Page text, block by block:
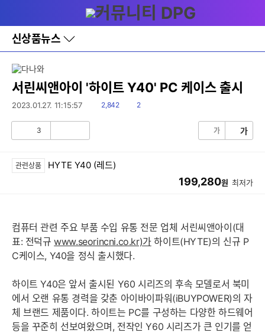
와
홈
신상품뉴스
바
로
레
이
어
토
서린씨앤아이 '하이트 Y40' PC 케이스 출시
2023.01.27. 11:15:57
읽
2,842
댓
2
3 가 가
관련상품 HYTE Y40 (레드)
199,280원 최저가
컴퓨터 관련 주요 부품 수입 유통 전문 업체 서린씨앤아이(대
표: 전덕규www.seorincni.co.kr)가하이트(HYTE)의 신규 P
C케이스, Y40을 정식 출시했다.
하이트 Y40은 앞서 출시된 Y60 시리즈의 후속 모델로서 북미
에서 오랜 유통 경력을 갖춘 아이바이파워(iBUYPOWER)의 자
체 브랜드 제품이다. 하이트는 PC를 구성하는 다양한 하드웨어
등을 꾸준히 선보여왔으며, 전작인 Y60 시리즈가 큰 인기를 얻